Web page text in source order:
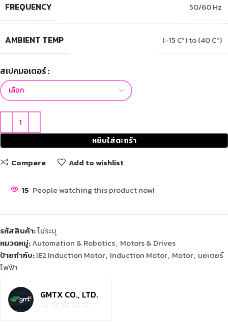
FREQUENCY 50/60 Hz
AMBIENT TEMP (-15 Cº) to (40 Cº)
สเปคมอเตอร์
หยิบใส่ตะกร้า
Compare
Add to wishlist
15 People watching this product now!
รหัสสินค้า:ไม่ระบุ
หมวดหมู่:Automation & Robotics, Motors & Drives
ป้ายกำกับ:IE2 Induction Motor, Induction Motor, Motor, มอเตอร์
ไฟฟ้า
GMTX CO., LTD.